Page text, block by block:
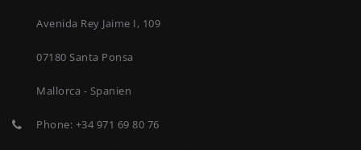
Avenida Rey Jaime I, 109
07180 Santa Ponsa
Mallorca - Spanien
Phone: +34 971 69 80 76